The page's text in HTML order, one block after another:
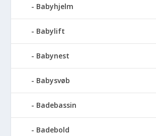
Babyhjelm
Babylift
Babynest
Babysvøb
Badebassin
Badebold